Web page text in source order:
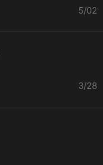
5/02
3/28